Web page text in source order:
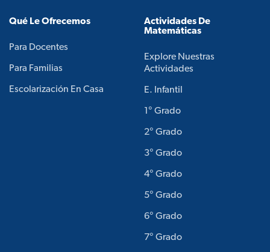
Qué Le Ofrecemos
Para Docentes
Para Familias
Escolarización En Casa
Actividades De
Matemáticas
Explore Nuestras
Actividades
E. Infantil
1° Grado
2° Grado
3° Grado
4° Grado
5° Grado
6° Grado
7° Grado